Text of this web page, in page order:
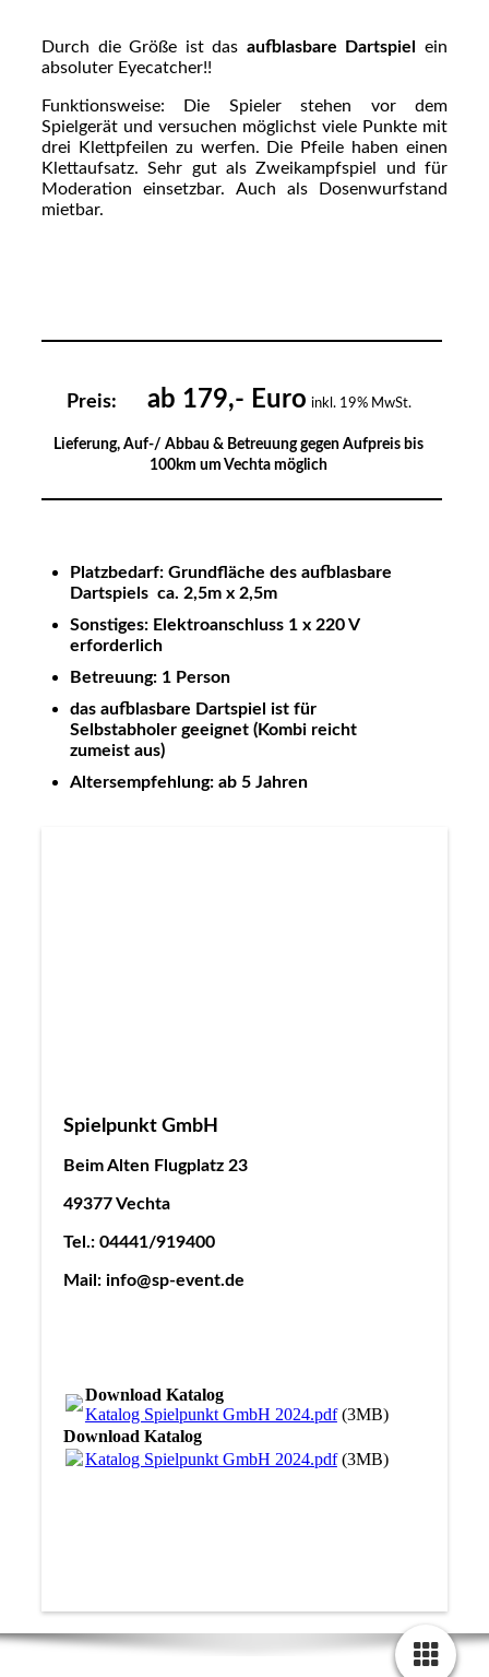
Durch die Größe ist das aufblasbare Dartspiel
ein
absoluter Eyecatcher!!
Funktionsweise: Die Spieler stehen vor dem
Spielgerät und versuchen möglichst viele Punkte mit
drei Klettpfeilen zu werfen. Die Pfeile haben einen
Klettaufsatz. Sehr gut als Zweikampfspiel und für
Moderation einsetzbar. Auch als Dosenwurfstand
mietbar.
Preis: ab 179,- Euro inkl. 19% MwSt.
Lieferung, Auf-/ Abbau & Betreuung gegen Aufpreis bis
100km um Vechta möglich
Platzbedarf: Grundfläche des aufblasbare
Dartspiels ca. 2,5m x 2,5m
Sonstiges: Elektroanschluss 1 x 220 V
erforderlich
Betreuung: 1 Person
das aufblasbare Dartspiel ist für
Selbstabholer geeignet (Kombi reicht
zumeist aus)
Altersempfehlung: ab 5 Jahren
Spielpunkt GmbH
Beim Alten Flugplatz 23
49377 Vechta
Tel.: 04441/919400
Mail: info@sp-event.de
Download Katalog
Katalog Spielpunkt GmbH 2024.pdf(3MB)
Download Katalog
Katalog Spielpunkt GmbH 2024.pdf(3MB)